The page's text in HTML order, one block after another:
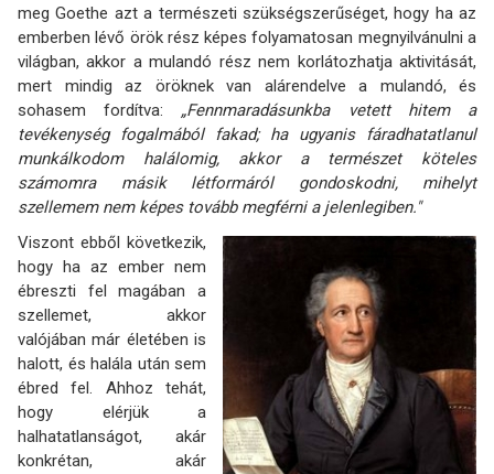
meg Goethe azt a természeti szükségszerűséget, hogy ha az
emberben lévő örök rész képes folyamatosan megnyilvánulni a
világban, akkor a mulandó rész nem korlátozhatja aktivitását,
mert mindig az öröknek van alárendelve a mulandó, és
sohasem fordítva: „Fennmaradásunkba vetett hitem a
tevékenység fogalmából fakad; ha ugyanis fáradhatatlanul
munkálkodom halálomig, akkor a természet köteles
számomra másik létformáról gondoskodni, mihelyt
szellemem nem képes tovább megférni a jelenlegiben."
Viszont ebből következik,
hogy ha az ember nem
ébreszti fel magában a
szellemet, akkor
valójában már életében is
halott, és halála után sem
ébred fel. Ahhoz tehát,
hogy elérjük a
halhatatlanságot, akár
konkrétan, akár